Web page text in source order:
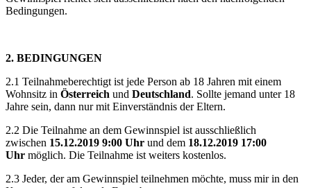
Bedingungen.
2. BEDINGUNGEN
2.1 Teilnahmeberechtigt ist jede Person ab 18 Jahren mit einem
Wohnsitz in Österreich und Deutschland. Sollte jemand unter 18
Jahre sein, dann nur mit Einverständnis der Eltern.
2.2 Die Teilnahme an dem Gewinnspiel ist ausschließlich
zwischen 15.12.2019 9:00 Uhr und dem 18.12.2019 17:00
Uhr möglich. Die Teilnahme ist weiters kostenlos.
2.3 Jeder, der am Gewinnspiel teilnehmen möchte, muss mir in den